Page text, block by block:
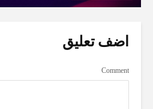
اضف تعليق
Comment